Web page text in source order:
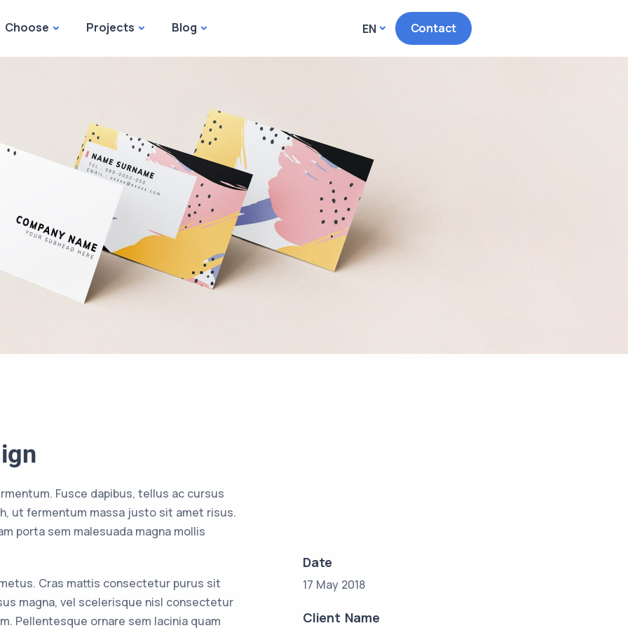
Choose Projects Blog EN Contact
Fusce dapibus, tellus ac cursus
ut fermentum massa justo sit amet risus.
porta sem malesuada magna mollis
Cras mattis consectetur purus sit
magna, vel scelerisque nisl consectetur
Pellentesque ornare sem lacinia quam
Date
17 May 2018
Client Name